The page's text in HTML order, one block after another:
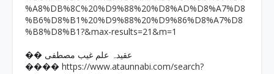
%A8%DB%8C%20%D9%88%20%D8%AD%D8%A7%D8
%B6%D8%B1%20%D9%88%20%D9%86%D8%A7%D8
%B8%D8%B1?&max-results=21&m=1
�� عقیدہ علم غیب مصطفی
���� https://www.ataunnabi.com/search?